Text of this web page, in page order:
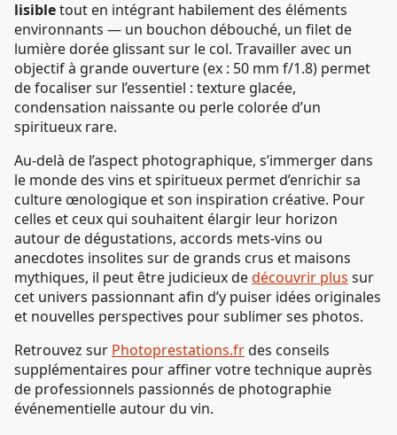
lisibletout en intégrant habilement des éléments
environnants — un bouchon débouché, un filet de
lumière dorée glissant sur le col. Travailler avec un
objectif à grande ouverture (ex : 50 mm f/1.8) permet
de focaliser sur l’essentiel : texture glacée,
condensation naissante ou perle colorée d’un
spiritueux rare.
Au-delà de l’aspect photographique, s’immerger dans
le monde des vins et spiritueux permet d’enrichir sa
culture œnologique et son inspiration créative. Pour
celles et ceux qui souhaitent élargir leur horizon
autour de dégustations, accords mets-vins ou
anecdotes insolites sur de grands crus et maisons
mythiques, il peut être judicieux dedécouvrir plus sur
cet univers passionnant afin d’y puiser idées originales
et nouvelles perspectives pour sublimer ses photos.
Retrouvez sur Photoprestations.frdes conseils
supplémentaires pour affiner votre technique auprès
de professionnels passionnés de photographie
événementielle autour du vin.